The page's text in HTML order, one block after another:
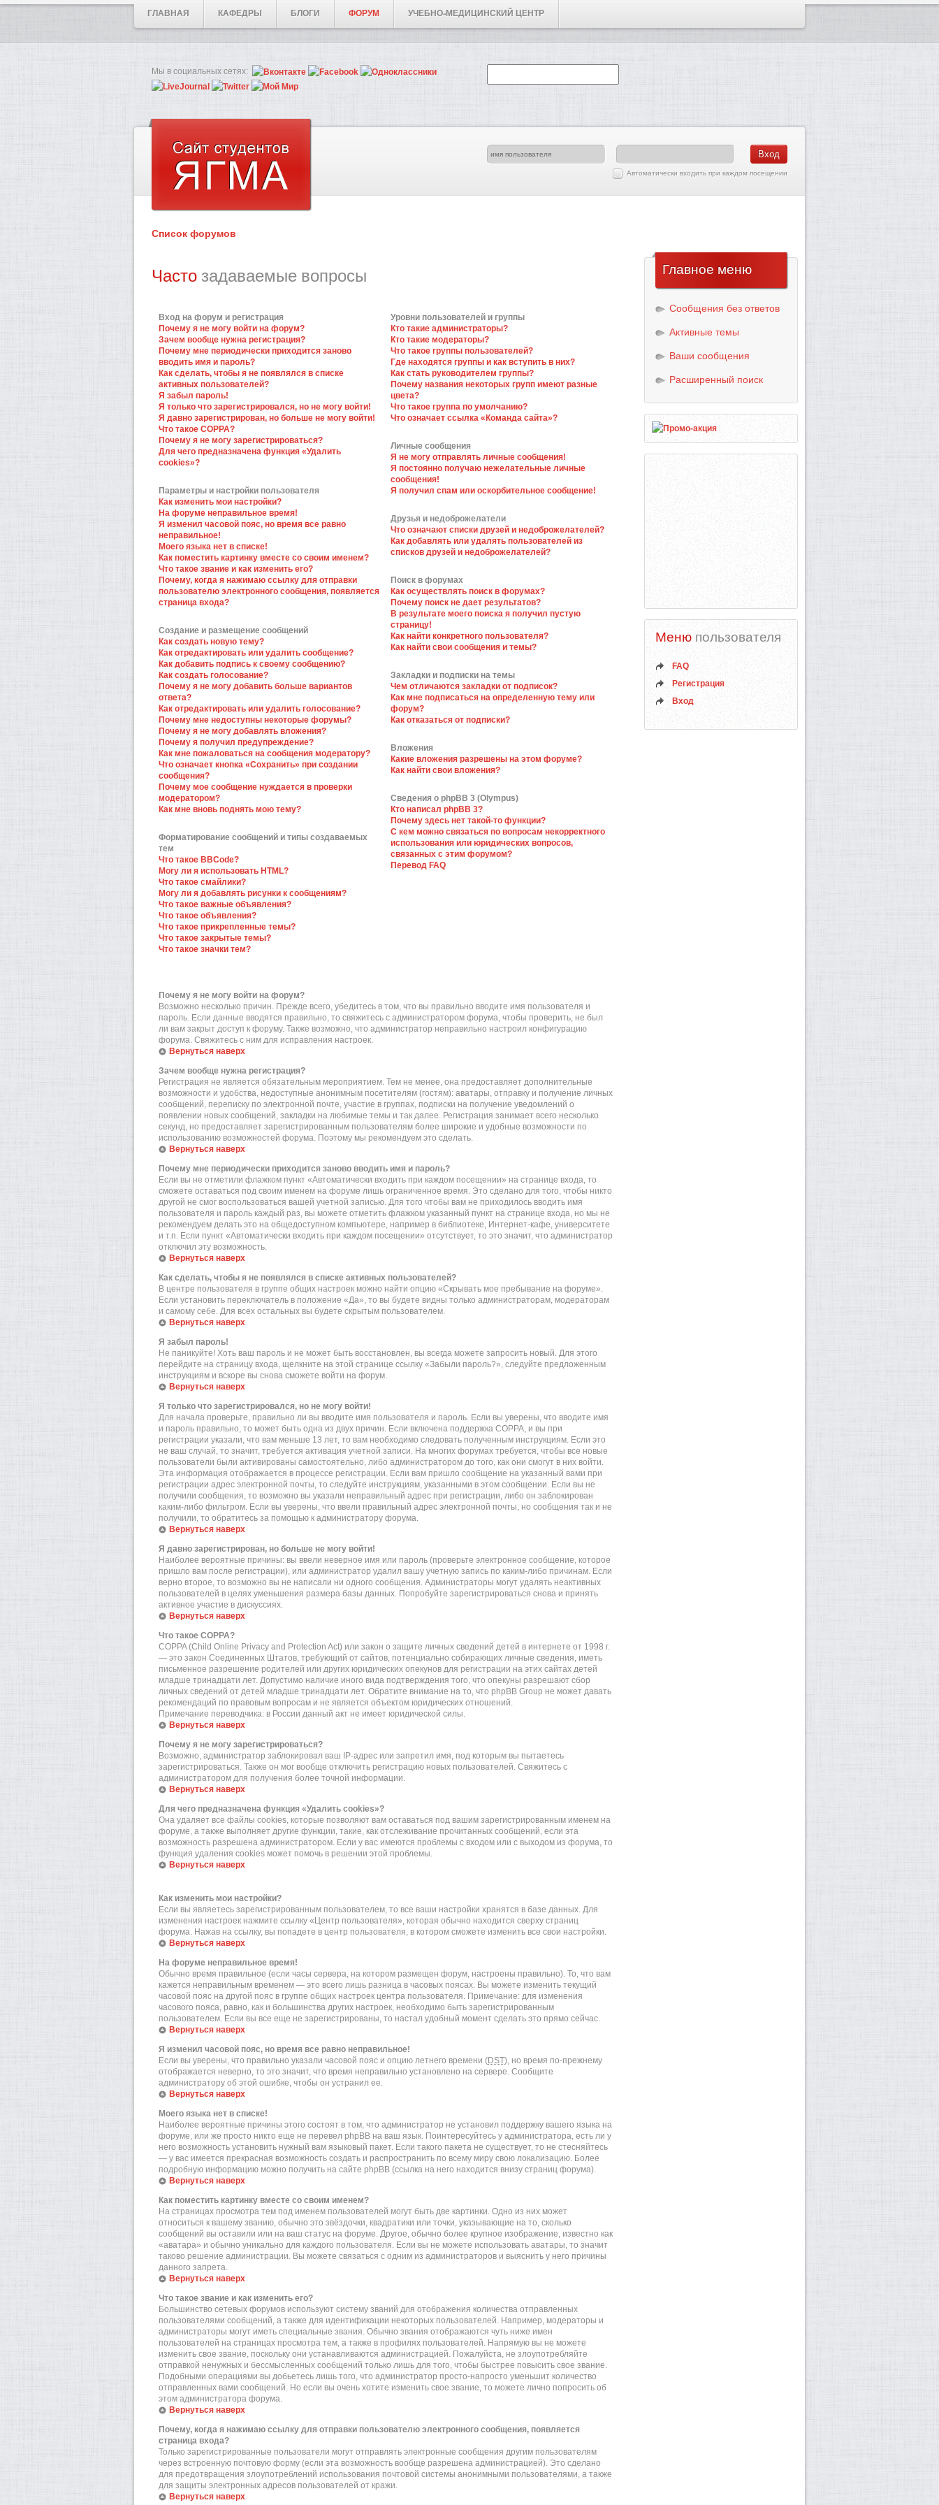
ГЛАВНАЯ КАФЕДРЫ БЛОГИ ФОРУМ УЧЕБНО-МЕДИЦИНСКИЙ ЦЕНТР
Мы в социальных сетях:
Автоматически входить при каждом посещении
Список форумов
Часто задаваемые вопросы
Вход на форум и регистрация
Почему я не могу войти на форум?
Зачем вообще нужна регистрация?
Почему мне периодически приходится заново
вводить имя и пароль?
Как сделать, чтобы я не появлялся в списке
активных пользователей?
Я забыл пароль!
Я только что зарегистрировался, но не могу войти!
Я давно зарегистрирован, но больше не могу войти!
Что такое COPPA?
Почему я не могу зарегистрироваться?
Для чего предназначена функция «Удалить
cookies»?
Параметры и настройки пользователя
Как изменить мои настройки?
На форуме неправильное время!
Я изменил часовой пояс, но время все равно
неправильное!
Моего языка нет в списке!
Как поместить картинку вместе со своим именем?
Что такое звание и как изменить его?
Почему, когда я нажимаю ссылку для отправки
пользователю электронного сообщения, появляется
страница входа?
Создание и размещение сообщений
Как создать новую тему?
Как отредактировать или удалить сообщение?
Как добавить подпись к своему сообщению?
Как создать голосование?
Почему я не могу добавить больше вариантов
ответа?
Как отредактировать или удалить голосование?
Почему мне недоступны некоторые форумы?
Почему я не могу добавлять вложения?
Почему я получил предупреждение?
Как мне пожаловаться на сообщения модератору?
Что означает кнопка «Сохранить» при создании
сообщения?
Почему мое сообщение нуждается в проверки
модератором?
Как мне вновь поднять мою тему?
Форматирование сообщений и типы создаваемых
тем
Что такое BBCode?
Могу ли я использовать HTML?
Что такое смайлики?
Могу ли я добавлять рисунки к сообщениям?
Что такое важные объявления?
Что такое объявления?
Что такое прикрепленные темы?
Что такое закрытые темы?
Что такое значки тем?
Уровни пользователей и группы
Кто такие администраторы?
Кто такие модераторы?
Что такое группы пользователей?
Где находятся группы и как вступить в них?
Как стать руководителем группы?
Почему названия некоторых групп имеют разные
цвета?
Что такое группа по умолчанию?
Что означает ссылка «Команда сайта»?
Личные сообщения
Я не могу отправлять личные сообщения!
Я постоянно получаю нежелательные личные
сообщения!
Я получил спам или оскорбительное сообщение!
Друзья и недоброжелатели
Что означают списки друзей и недоброжелателей?
Как добавлять или удалять пользователей из
списков друзей и недоброжелателей?
Поиск в форумах
Как осуществлять поиск в форумах?
Почему поиск не дает результатов?
В результате моего поиска я получил пустую
страницу!
Как найти конкретного пользователя?
Как найти свои сообщения и темы?
Закладки и подписки на темы
Чем отличаются закладки от подписок?
Как мне подписаться на определенную тему или
форум?
Как отказаться от подписки?
Вложения
Какие вложения разрешены на этом форуме?
Как найти свои вложения?
Сведения о phpBB 3 (Olympus)
Кто написал phpBB 3?
Почему здесь нет такой-то функции?
С кем можно связаться по вопросам некорректного
использования или юридических вопросов,
связанных с этим форумом?
Перевод FAQ
Почему я не могу войти на форум?
Возможно несколько причин. Прежде всего, убедитесь в том, что вы правильно вводите имя пользователя и
пароль. Если данные вводятся правильно, то свяжитесь с администратором форума, чтобы проверить, не был
ли вам закрыт доступ к форуму. Также возможно, что администратор неправильно настроил конфигурацию
форума. Свяжитесь с ним для исправления настроек.
Вернуться наверх
Зачем вообще нужна регистрация?
Регистрация не является обязательным мероприятием. Тем не менее, она предоставляет дополнительные
возможности и удобства, недоступные анонимным посетителям (гостям): аватары, отправку и получение личных
сообщений, переписку по электронной почте, участие в группах, подписки на получение уведомлений о
появлении новых сообщений, закладки на любимые темы и так далее. Регистрация занимает всего несколько
секунд, но предоставляет зарегистрированным пользователям более широкие и удобные возможности по
использованию возможностей форума. Поэтому мы рекомендуем это сделать.
Вернуться наверх
Почему мне периодически приходится заново вводить имя и пароль?
Если вы не отметили флажком пункт «Автоматически входить при каждом посещении» на странице входа, то
сможете оставаться под своим именем на форуме лишь ограниченное время. Это сделано для того, чтобы никто
другой не смог воспользоваться вашей учетной записью. Для того чтобы вам не приходилось вводить имя
пользователя и пароль каждый раз, вы можете отметить флажком указанный пункт на странице входа, но мы не
рекомендуем делать это на общедоступном компьютере, например в библиотеке, Интернет-кафе, университете
и т.п. Если пункт «Автоматически входить при каждом посещении» отсутствует, то это значит, что администратор
отключил эту возможность.
Вернуться наверх
Как сделать, чтобы я не появлялся в списке активных пользователей?
В центре пользователя в группе общих настроек можно найти опцию «Скрывать мое пребывание на форуме».
Если установить переключатель в положение «Да», то вы будете видны только администраторам, модераторам
и самому себе. Для всех остальных вы будете скрытым пользователем.
Вернуться наверх
Я забыл пароль!
Не паникуйте! Хоть ваш пароль и не может быть восстановлен, вы всегда можете запросить новый. Для этого
перейдите на страницу входа, щелкните на этой странице ссылку «Забыли пароль?», следуйте предложенным
инструкциям и вскоре вы снова сможете войти на форум.
Вернуться наверх
Я только что зарегистрировался, но не могу войти!
Для начала проверьте, правильно ли вы вводите имя пользователя и пароль. Если вы уверены, что вводите имя
и пароль правильно, то может быть одна из двух причин. Если включена поддержка COPPA, и вы при
регистрации указали, что вам меньше 13 лет, то вам необходимо следовать полученным инструкциям. Если это
не ваш случай, то значит, требуется активация учетной записи. На многих форумах требуется, чтобы все новые
пользователи были активированы самостоятельно, либо администратором до того, как они смогут в них войти.
Эта информация отображается в процессе регистрации. Если вам пришло сообщение на указанный вами при
регистрации адрес электронной почты, то следуйте инструкциям, указанными в этом сообщении. Если вы не
получили сообщения, то возможно вы указали неправильный адрес при регистрации, либо он заблокирован
каким-либо фильтром. Если вы уверены, что ввели правильный адрес электронной почты, но сообщения так и не
получили, то обратитесь за помощью к администратору форума.
Вернуться наверх
Я давно зарегистрирован, но больше не могу войти!
Наиболее вероятные причины: вы ввели неверное имя или пароль (проверьте электронное сообщение, которое
пришло вам после регистрации), или администратор удалил вашу учетную запись по каким-либо причинам. Если
верно второе, то возможно вы не написали ни одного сообщения. Администраторы могут удалять неактивных
пользователей в целях уменьшения размера базы данных. Попробуйте зарегистрироваться снова и принять
активное участие в дискуссиях.
Вернуться наверх
Что такое COPPA?
COPPA (Child Online Privacy and Protection Act) или закон о защите личных сведений детей в интернете от 1998 г.
— это закон Соединенных Штатов, требующий от сайтов, потенциально собирающих личные сведения, иметь
письменное разрешение родителей или других юридических опекунов для регистрации на этих сайтах детей
младше тринадцати лет. Допустимо наличие иного вида подтверждения того, что опекуны разрешают сбор
личных сведений от детей младше тринадцати лет. Обратите внимание на то, что phpBB Group не может давать
рекомендаций по правовым вопросам и не является объектом юридических отношений.
Примечание переводчика: в России данный акт не имеет юридической силы.
Вернуться наверх
Почему я не могу зарегистрироваться?
Возможно, администратор заблокировал ваш IP-адрес или запретил имя, под которым вы пытаетесь
зарегистрироваться. Также он мог вообще отключить регистрацию новых пользователей. Свяжитесь с
администратором для получения более точной информации.
Вернуться наверх
Для чего предназначена функция «Удалить cookies»?
Она удаляет все файлы cookies, которые позволяют вам оставаться под вашим зарегистрированным именем на
форуме, а также выполняет другие функции, такие, как отслеживание прочитанных сообщений, если эта
возможность разрешена администратором. Если у вас имеются проблемы с входом или с выходом из форума, то
функция удаления cookies может помочь в решении этой проблемы.
Вернуться наверх
Как изменить мои настройки?
Если вы являетесь зарегистрированным пользователем, то все ваши настройки хранятся в базе данных. Для
изменения настроек нажмите ссылку «Центр пользователя», которая обычно находится сверху страниц
форума. Нажав на ссылку, вы попадете в центр пользователя, в котором сможете изменить все свои настройки.
Вернуться наверх
На форуме неправильное время!
Обычно время правильное (если часы сервера, на котором размещен форум, настроены правильно). То, что вам
кажется неправильным временем — это всего лишь разница в часовых поясах. Вы можете изменить текущий
часовой пояс на другой пояс в группе общих настроек центра пользователя. Примечание: для изменения
часового пояса, равно, как и большинства других настроек, необходимо быть зарегистрированным
пользователем. Если вы все еще не зарегистрированы, то настал удобный момент сделать это прямо сейчас.
Вернуться наверх
Я изменил часовой пояс, но время все равно неправильное!
Если вы уверены, что правильно указали часовой пояс и опцию летнего времени (DST), но время по-прежнему
отображается неверно, то это значит, что время неправильно установлено на сервере. Сообщите
администратору об этой ошибке, чтобы он устранил ее.
Вернуться наверх
Моего языка нет в списке!
Наиболее вероятные причины этого состоят в том, что администратор не установил поддержку вашего языка на
форуме, или же просто никто еще не перевел phpBB на ваш язык. Поинтересуйтесь у администратора, есть ли у
него возможность установить нужный вам языковый пакет. Если такого пакета не существует, то не стесняйтесь
— у вас имеется прекрасная возможность создать и распространить по всему миру свою локализацию. Более
подробную информацию можно получить на сайте phpBB (ссылка на него находится внизу страниц форума).
Вернуться наверх
Как поместить картинку вместе со своим именем?
На страницах просмотра тем под именем пользователей могут быть две картинки. Одно из них может
относиться к вашему званию, обычно это звёздочки, квадратики или точки, указывающие на то, сколько
сообщений вы оставили или на ваш статус на форуме. Другое, обычно более крупное изображение, известно как
«аватара» и обычно уникально для каждого пользователя. Если вы не можете использовать аватары, то значит
таково решение администрации. Вы можете связаться с одним из администраторов и выяснить у него причины
данного запрета.
Вернуться наверх
Что такое звание и как изменить его?
Большинство сетевых форумов используют систему званий для отображения количества отправленных
пользователями сообщений, а также для идентификации некоторых пользователей. Например, модераторы и
администраторы могут иметь специальные звания. Обычно звания отображаются чуть ниже имен
пользователей на страницах просмотра тем, а также в профилях пользователей. Напрямую вы не можете
изменить свое звание, поскольку они устанавливаются администрацией. Пожалуйста, не злоупотребляйте
отправкой ненужных и бессмысленных сообщений только лишь для того, чтобы быстрее повысить свое звание.
Подобными операциями вы добьетесь лишь того, что администратор просто-напросто уменьшит количество
отправленных вами сообщений. Но если вы очень хотите изменить свое звание, то можете лично попросить об
этом администратора форума.
Вернуться наверх
Почему, когда я нажимаю ссылку для отправки пользователю электронного сообщения, появляется
страница входа?
Только зарегистрированные пользователи могут отправлять электронные сообщения другим пользователям
через встроенную почтовую форму (если эта возможность вообще разрешена администрацией). Это сделано
для предотвращения злоупотреблений использования почтовой системы анонимными пользователями, а также
для защиты электронных адресов пользователей от кражи.
Вернуться наверх
Главное меню
Сообщения без ответов
Активные темы
Ваши сообщения
Расширенный поиск
Меню пользователя
FAQ
Регистрация
Вход